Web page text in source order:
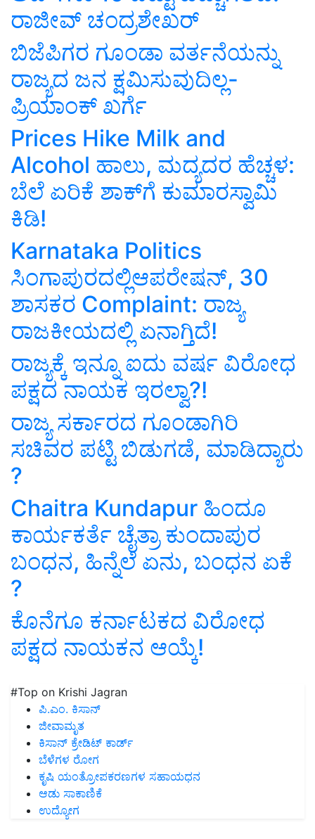
ರಾಜೀವ್ ಚಂದ್ರಶೇಖರ್
ಬಿಜೆಪಿಗರ ಗೂಂಡಾ ವರ್ತನೆಯನ್ನು
ರಾಜ್ಯದ ಜನ ಕ್ಷಮಿಸುವುದಿಲ್ಲ-
ಪ್ರಿಯಾಂಕ್‌ ಖರ್ಗೆ
Prices Hike Milk and
Alcohol ಹಾಲು, ಮದ್ಯದರ ಹೆಚ್ಚಳ:
ಬೆಲೆ ಏರಿಕೆ ಶಾಕ್‌ಗೆ ಕುಮಾರಸ್ವಾಮಿ
ಕಿಡಿ!
Karnataka Politics
ಸಿಂಗಾಪುರದಲ್ಲಿಆಪರೇಷನ್‌, 30
ಶಾಸಕರ Complaint: ರಾಜ್ಯ
ರಾಜಕೀಯದಲ್ಲಿ ಏನಾಗ್ತಿದೆ!
ರಾಜ್ಯಕ್ಕೆ ಇನ್ನೂ ಐದು ವರ್ಷ ವಿರೋಧ
ಪಕ್ಷದ ನಾಯಕ ಇರಲ್ವಾ?!
ರಾಜ್ಯ ಸರ್ಕಾರದ ಗೂಂಡಾಗಿರಿ
ಸಚಿವರ ಪಟ್ಟಿ ಬಿಡುಗಡೆ, ಮಾಡಿದ್ಯಾರು
?
Chaitra Kundapur ಹಿಂದೂ
ಕಾರ್ಯಕರ್ತೆ ಚೈತ್ರಾ ಕುಂದಾಪುರ
ಬಂಧನ, ಹಿನ್ನೆಲೆ ಏನು, ಬಂಧನ ಏಕೆ
?
ಕೊನೆಗೂ ಕರ್ನಾಟಕದ ವಿರೋಧ
ಪಕ್ಷದ ನಾಯಕನ ಆಯ್ಕೆ!
#Top on Krishi Jagran
ಪಿ.ಎಂ. ಕಿಸಾನ್
ಜೀವಾಮೃತ
ಕಿಸಾನ್ ಕ್ರೇಡಿಟ್ ಕಾರ್ಡ್
ಬೆಳೆಗಳ ರೋಗ
ಕೃಷಿ ಯಂತ್ರೋಪಕರಣಗಳ ಸಹಾಯಧನ
ಆಡು ಸಾಕಾಣಿಕೆ
ಉದ್ಯೋಗ